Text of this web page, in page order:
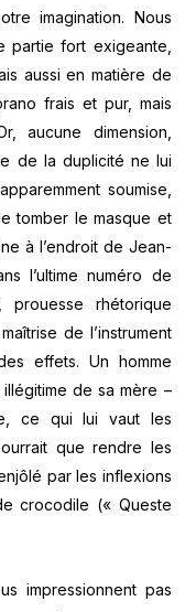
imagination. Nous
partie fort exigeante,
aussi en matière de
frais et pur, mais
aucune dimension,
de la duplicité ne lui
soumise,
tomber le masque et
à l’endroit de Jean-
l’ultime numéro de
rhétorique
de l’instrument
effets. Un homme
de sa mère –
ce qui lui vaut les
que rendre les
par les inflexions
crocodile (« Queste
impressionnent pas